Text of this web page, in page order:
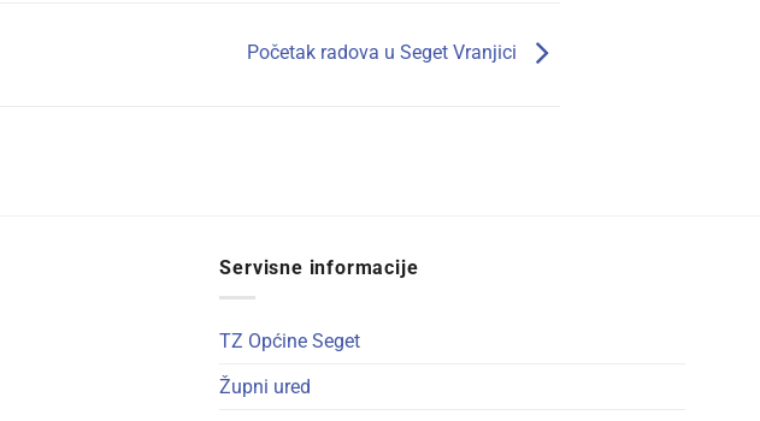
Početak radova u Seget Vranjici
Servisne informacije
TZ Općine Seget
Župni ured